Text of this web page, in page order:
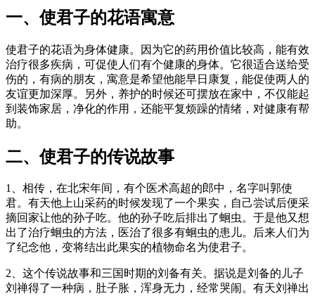
一、使君子的花语寓意
使君子的花语为身体健康。因为它的药用价值比较高，能有效
治疗很多疾病，可促使人们有个健康的身体。它很适合送给受
伤的，有病的朋友，寓意是希望他能早日康复，能促使两人的
友谊更加深厚。另外，养护的时候还可摆放在家中，不仅能起
到装饰家居，净化的作用，还能平复烦躁的情绪，对健康有帮
助。
二、使君子的传说故事
1、相传，在北宋年间，有个医术高超的郎中，名字叫郭使
君。有天他上山采药的时候发现了一个果实，自己尝试后便采
摘回家让他的孙子吃。他的孙子吃后排出了蛔虫。于是他又想
出了治疗蛔虫的方法，医治了很多有蛔虫的患儿。后来人们为
了纪念他，变将结出此果实的植物命名为使君子。
2、这个传说故事和三国时期的刘备有关。据说是刘备的儿子
刘禅得了一种病，肚子胀，浑身无力，经常哭闹。有天刘禅出